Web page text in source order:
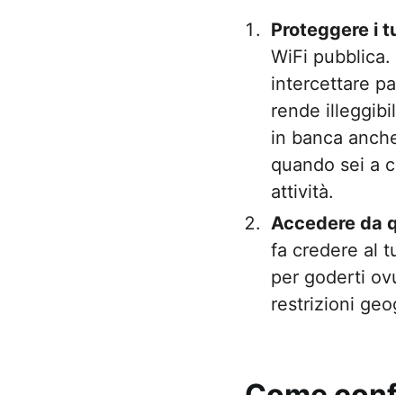
Proteggere i
WiFi
intercettare
rende
in banca
quando sei a
attività.
Accedere da
fa credere al
per goderti
restrizioni